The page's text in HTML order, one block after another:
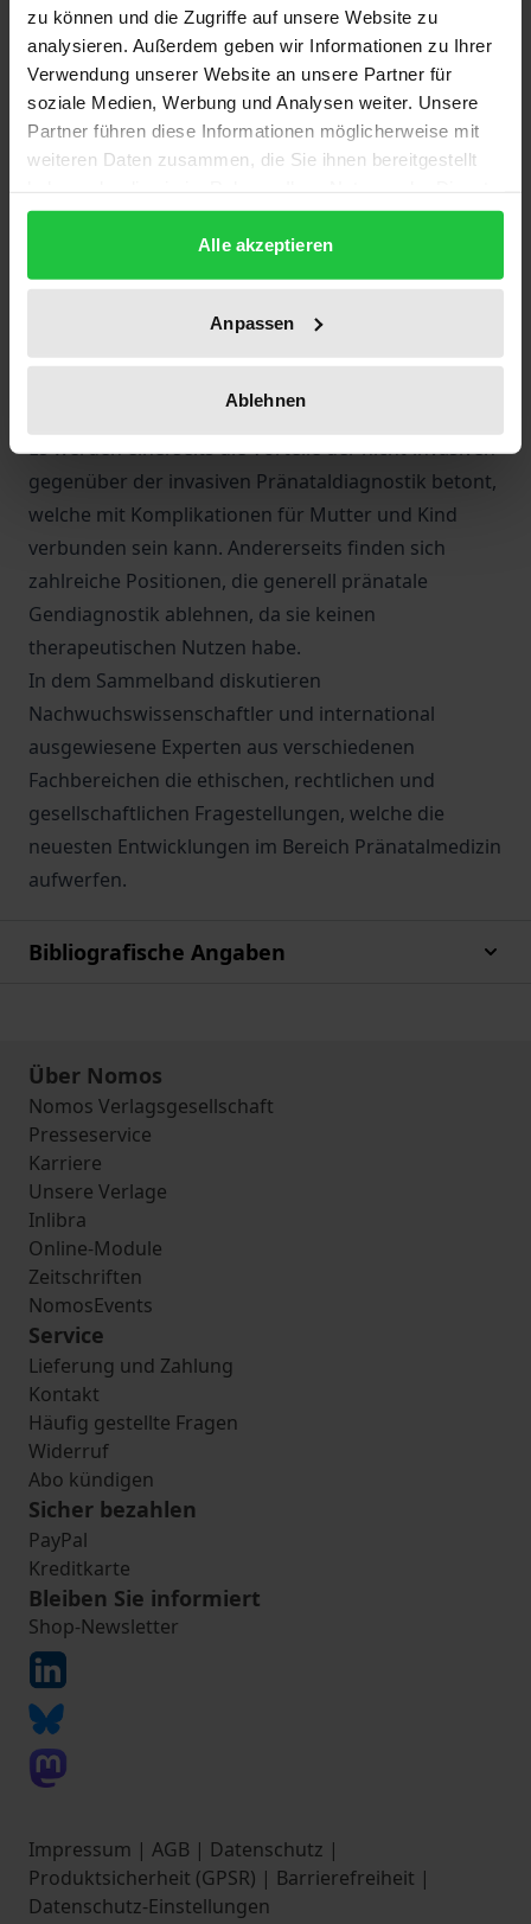
zu können und die Zugriffe auf unsere Website zu
analysieren. Außerdem geben wir Informationen zu Ihrer
Verwendung unserer Website an unsere Partner für
soziale Medien, Werbung und Analysen weiter. Unsere
Partner führen diese Informationen möglicherweise mit
weiteren Daten zusammen, die Sie ihnen bereitgestellt
gesammelt haben.
Alle akzeptieren
Anpassen
Ablehnen
Diskussionen über die Chancen und Risiken
genetischer Diagnostik. In diesen Debatten herrscht
in einem Punkt weitgehende Einigkeit: nicht-invasive
genetische Bluttests stellen neue ethische,
juristische und gesellschaftliche Herausforderungen
dieser Gentests würde dazu führen, dass jene Tests
immer mehr fester Bestandteil der pränatalen
Standarddiagnostik werden. Damit würden das
Recht der Mutter auf Nichtwissen und ihre
Erwartung einhergehen, diese dann auch zu nutzen.
Es werden einerseits die Vorteile der nicht-invasiven
gegenüber der invasiven Pränataldiagnostik betont,
welche mit Komplikationen für Mutter und Kind
verbunden sein kann. Andererseits finden sich
zahlreiche Positionen, die generell pränatale
Gendiagnostik ablehnen, da sie keinen
therapeutischen Nutzen habe.
In dem Sammelband diskutieren
Nachwuchswissenschaftler und international
ausgewiesene Experten aus verschiedenen
Fachbereichen die ethischen, rechtlichen und
gesellschaftlichen Fragestellungen, welche die
neuesten Entwicklungen im Bereich Pränatalmedizin
aufwerfen.
Bibliografische Angaben
Über Nomos
Nomos Verlagsgesellschaft
Presseservice
Karriere
Unsere Verlage
Inlibra
Online-Module
Zeitschriften
NomosEvents
Service
Lieferung und Zahlung
Kontakt
Häufig gestellte Fragen
Widerruf
Abo kündigen
Sicher bezahlen
PayPal
Kreditkarte
Bleiben Sie informiert
Shop-Newsletter
Impressum | AGB | Datenschutz |
Produktsicherheit (GPSR) | Barrierefreiheit |
Datenschutz-Einstellungen